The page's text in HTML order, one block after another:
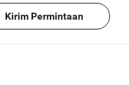
Kirim Permintaan